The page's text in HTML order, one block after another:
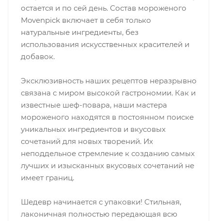
остается и по сей день. Состав мороженого
Movenpick включает в себя только
натуральные ингредиенты, без
использования искусственных красителей и
добавок.
Эксклюзивность наших рецептов неразрывно
связана с миром высокой гастрономии. Как и
известные шеф-повара, наши мастера
мороженого находятся в постоянном поиске
уникальных ингредиентов и вкусовых
сочетаний для новых творений. Их
неподдельное стремление к созданию самых
лучших и изысканных вкусовых сочетаний не
имеет границ.
Шедевр начинается с упаковки! Стильная,
лаконичная полностью передающая всю